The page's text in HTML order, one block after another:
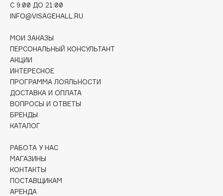
Deonica
Dessange
Dior
Divage
Dolce & Gabbana
Dorco
DP Daily Perfection
Dr. Vranjes Firenze
Dr.Ceuracle
Dr.Jart+
DSD de Luxe
Dyson
C 9:00 ДО 21:00
INFO@VISAGEHALL.RU
МОИ ЗАКАЗЫ
ПЕРСОНАЛЬНЫЙ КОНСУЛЬТАНТ
АКЦИИ
ИНТЕРЕСНОЕ
ПРОГРАММА ЛОЯЛЬНОСТИ
ДОСТАВКА И ОПЛАТА
ВОПРОСЫ И ОТВЕТЫ
БРЕНДЫ
КАТАЛОГ
РАБОТА У НАС
МАГАЗИНЫ
КОНТАКТЫ
ПОСТАВЩИКАМ
АРЕНДА